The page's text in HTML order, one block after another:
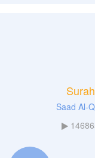
Saad Al-